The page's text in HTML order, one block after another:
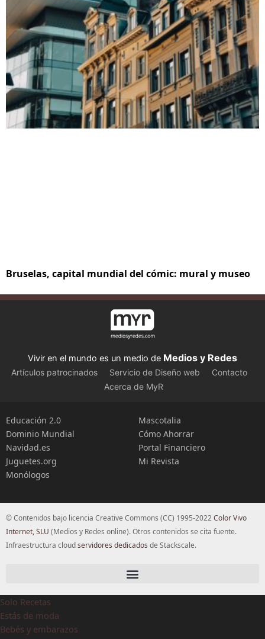
Bruselas, capital mundial del cómic: mural y museo
Vivir en el mundo es un medio de Medios y Redes
Artículos patrocinados Servicio de Diseño web
Contacto
Acerca de MyR
Educación 2.0
Dominio Mundial
Navidad.es
Juguetes.org
Monólogos
Mascotalia
Cómo Ahorrar
Portal Financiero
Mi Revista
© Contenidos bajo licencia Creative Commons (CC) 1995-2022Color Vivo
Internet, SLU (Medios y Redes online). Otros contenidos se cita fuente.
Infraestructura cloudservidores dedicados de Stackscale.
Solo Recetas
Estás de moda
Bebés y embarazos